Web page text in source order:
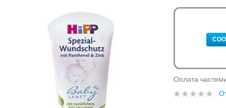
Оплата